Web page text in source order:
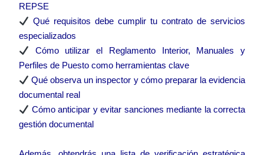
REPSE
Qué requisitos debe cumplir tu contrato de servicios
especializados
Cómo utilizar el Reglamento Interior, Manuales y
Perfiles de Puesto como herramientas clave
Qué observa un inspector y cómo preparar la evidencia
documental real
Cómo anticipar y evitar sanciones mediante la correcta
gestión documental